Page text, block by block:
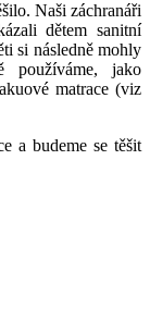
Naši záchranáři
dětem sanitní
si následně mohly
používáme, jako
matrace (viz
a budeme se těšit